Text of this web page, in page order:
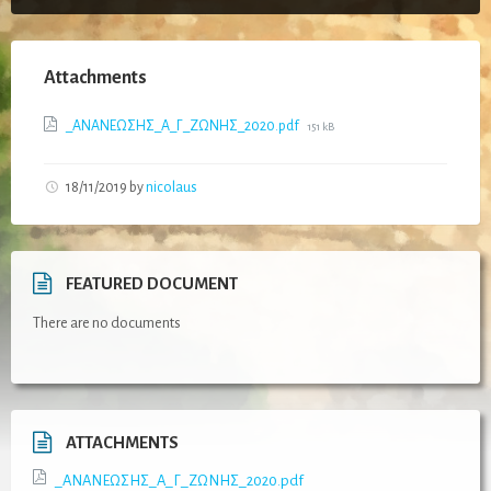
Attachments
_ΑΝΑΝΕΩΣΗΣ_Α_Γ_ΖΩΝΗΣ_2020.pdf File
151 kB
18/11/2019 bynicolaus
FEATURED DOCUMENT
There are no documents
ATTACHMENTS
_ΑΝΑΝΕΩΣΗΣ_Α_Γ_ΖΩΝΗΣ_2020.pdf